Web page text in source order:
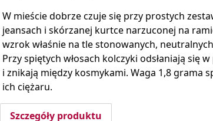
W mieście dobrze czuje się przy prostych
jeansach i skórzanej kurtce narzuconej na
wzrok właśnie na tle stonowanych,
Przy spiętych włosach kolczyki odsłaniają się
i znikają między kosmykami. Waga 1,8 grama
ich ciężaru.
Szczegóły produktu